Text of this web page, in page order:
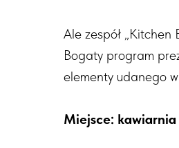
Ale zespół „Kitchen
Bogaty program
elementy udanego
Miejsce: